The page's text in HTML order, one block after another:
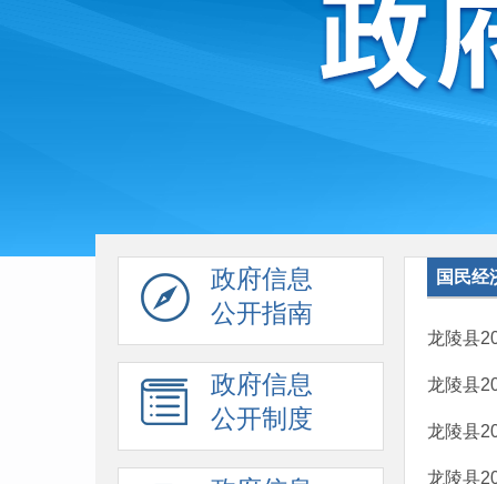
政府信息
公开指南
政府信息
公开制度
国民经
龙陵县
龙陵县
龙陵县
龙陵县